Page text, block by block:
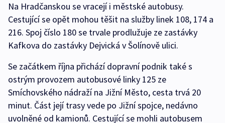
Na Hradčanskou se vracejí i městské autobusy.
Cestující se opět mohou těšit na služby linek 108, 174 a
216. Spoj číslo 180 se trvale prodlužuje ze zastávky
Kafkova do zastávky Dejvická v Šolínově ulici.
Se začátkem října přichází dopravní podnik také s
ostrým provozem autobusové linky 125 ze
Smíchovského nádraží na Jižní Město, cesta trvá 20
minut. Část její trasy vede po Jižní spojce, nedávno
uvolněné od kamionů. Cestující se mohli autobusem